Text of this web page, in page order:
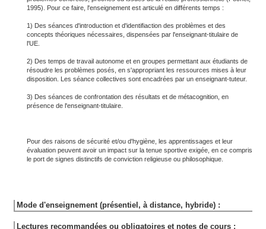
1995). Pour ce faire, l'enseignement est articulé en différents temps :
1) Des séances d'introduction et d'identifiaction des problèmes et des
concepts théoriques nécessaires, dispensées par l'enseignant-titulaire de
l'UE.
2) Des temps de travail autonome et en groupes permettant aux étudiants de
résoudre les problèmes posés, en s'appropriant les ressources mises à leur
disposition. Les séance collectives sont encadrées par un enseignant-tuteur.
3) Des séances de confrontation des résultats et de métacognition, en
présence de l'enseignant-titulaire.
Pour des raisons de sécurité et/ou d'hygiène, les apprentissages et leur
évaluation peuvent avoir un impact sur la tenue sportive exigée, en ce compris
le port de signes distinctifs de conviction religieuse ou philosophique.
Mode d'enseignement (présentiel, à distance, hybride) :
Lectures recommandées ou obligatoires et notes de cours :